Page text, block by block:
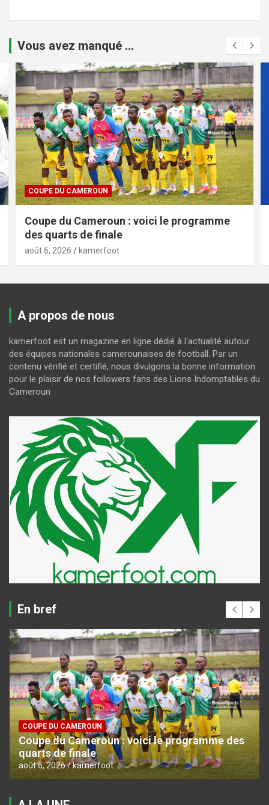
Vous avez manqué ...
COUPE DU CAMEROUN
Coupe du Cameroun : voici le programme
des quarts de finale
août 6, 2026 kamerfoot
A propos de nous
kamerfoot est un magazine en ligne dédié à l'actualité autour
des équipes nationales camerounaises de football. Par un
contenu vérifié et certifié, nous divulgons la bonne information
pour le plaisir de nos followers fans des Lions Indomptables du
Cameroun
En bref
COUPE DU CAMEROUN
Coupe du Cameroun : voici le programme des
quarts de finale
août 6, 2026 kamerfoot